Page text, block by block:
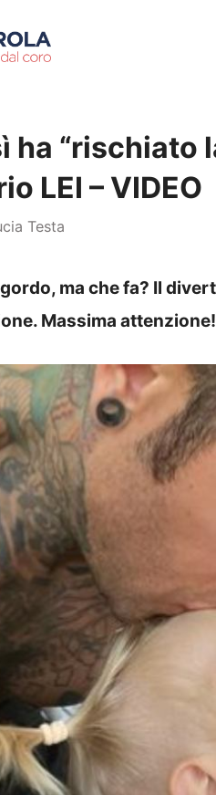
ha “rischiato
LEI – VIDEO
Testa
ma che fa? Il
Massima attenzione!